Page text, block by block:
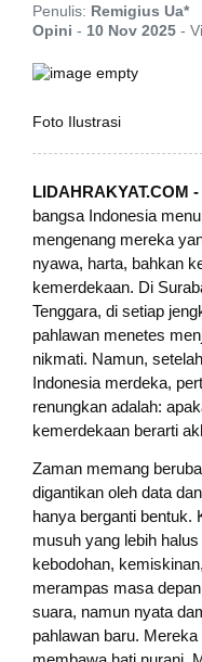
Penulis: Remigius Ua*
Opini - 10 Nov 2025 -
Foto Ilustrasi
LIDAHRAKYAT.COM -
bangsa Indonesia
mengenang mereka
nyawa, harta, bahkan
kemerdekaan. Di
Tenggara, di setiap
pahlawan menetes
nikmati. Namun,
Indonesia merdeka,
renungkan adalah:
kemerdekaan berarti
Zaman memang
digantikan oleh data
hanya berganti bentuk.
musuh yang lebih
kebodohan,
merampas masa
suara, namun nyata
pahlawan baru.